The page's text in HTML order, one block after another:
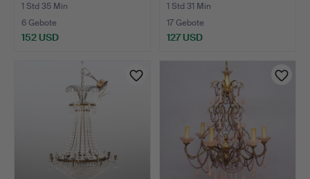
1 Std 35 Min
6 Gebote
152 USD
m…
1 Std 31 Min
17 Gebote
127 USD